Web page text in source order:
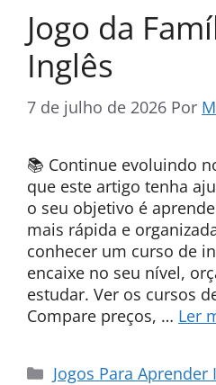
Jogo da
Inglês
7 de julho de 2026 Por
📚 Continue evoluindo
que este artigo tenha
o seu objetivo é
mais rápida e
conhecer um curso de
encaixe no seu nível,
estudar. Ver os cursos
Compare preços, … Ler
Categorias
Jogos Para Aprender